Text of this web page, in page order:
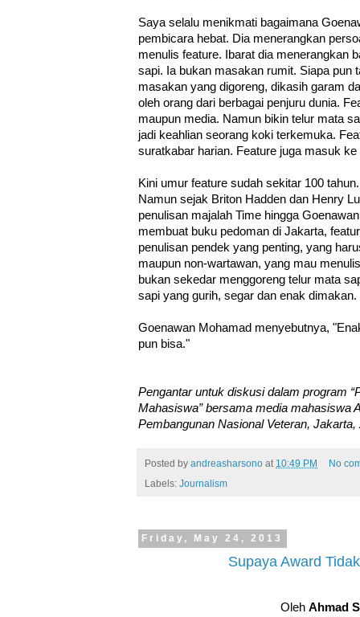
Saya selalu menikmati bagaimana
pembicara hebat. Dia menerangkan
menulis feature. Ibarat dia menerangkan
sapi. Ia bukan masakan rumit. Siapa pun
masakan yang digoreng, dikasih garam
oleh orang dari berbagai penjuru dunia.
maupun media. Namun bikin telur mata
jadi keahlian seorang koki terkemuka.
suratkabar harian. Feature juga masuk ke
Kini umur feature sudah sekitar 100
Namun sejak Briton Hadden dan Henry
penulisan majalah Time hingga
membuat buku pedoman di Jakarta,
penulisan pendek yang penting, yang
maupun non-wartawan, yang mau
bukan sekedar menggoreng telur mata
sapi yang gurih, segar dan enak dimakan.
Goenawan Mohamad menyebutnya,
pun bisa."
Pengantar untuk diskusi dalam program
Mahasiswa” bersama media mahasiswa
Pembangunan Nasional Veteran, Jakarta,
Posted by andreasharsono at 10:49 PM
No
Labels: Journalism
Friday, May 24, 2013
Supaya Award
OlehAhmad